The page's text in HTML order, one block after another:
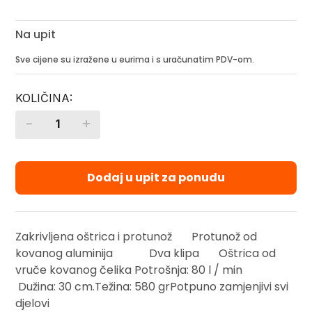
Na upit
Sve cijene su izražene u eurima i s uračunatim PDV-om.
Quantity
- +
Dodaj u upit za ponudu
Zakrivljena oštrica i protunož Protunož od
kovanog aluminija Dva klipa Oštrica od
vruče kovanog čelika Potrošnja: 80 l / min
Dužina: 30 cm.Težina: 580 grPotpuno zamjenjivi svi
djelovi